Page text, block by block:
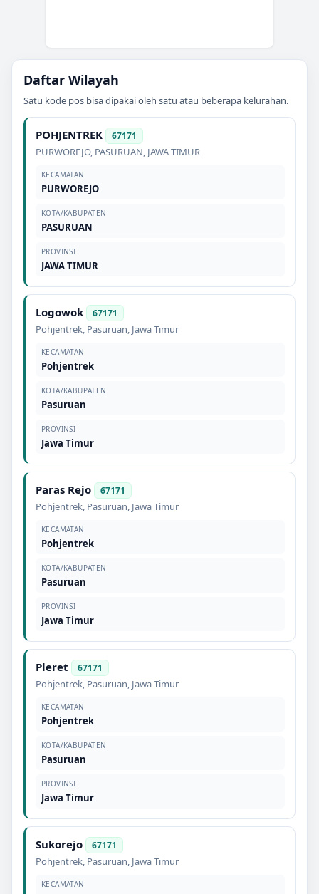
Daftar Wilayah
Satu kode pos bisa dipakai oleh satu atau beberapa kelurahan.
POHJENTREK 67171
PURWOREJO, PASURUAN, JAWA TIMUR
KECAMATAN
PURWOREJO
KOTA/KABUPATEN
PASURUAN
PROVINSI
JAWA TIMUR
Logowok 67171
Pohjentrek, Pasuruan, Jawa Timur
KECAMATAN
Pohjentrek
KOTA/KABUPATEN
Pasuruan
PROVINSI
Jawa Timur
Paras Rejo 67171
Pohjentrek, Pasuruan, Jawa Timur
KECAMATAN
Pohjentrek
KOTA/KABUPATEN
Pasuruan
PROVINSI
Jawa Timur
Pleret 67171
Pohjentrek, Pasuruan, Jawa Timur
KECAMATAN
Pohjentrek
KOTA/KABUPATEN
Pasuruan
PROVINSI
Jawa Timur
Sukorejo 67171
Pohjentrek, Pasuruan, Jawa Timur
KECAMATAN